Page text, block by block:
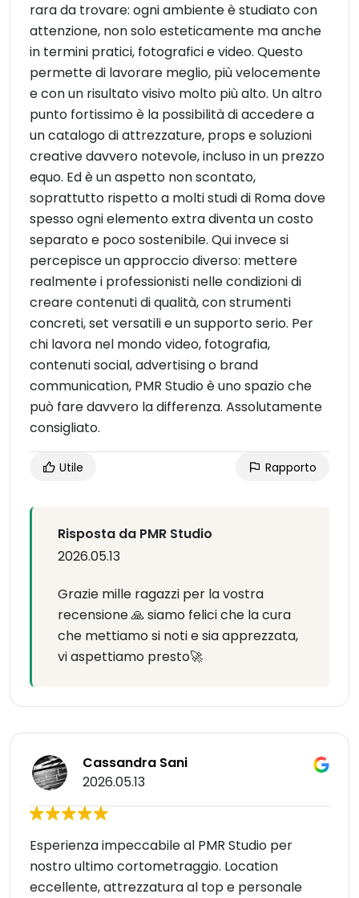
rara da trovare: ogni ambiente è studiato con
attenzione, non solo esteticamente ma anche
in termini pratici, fotografici e video. Questo
permette di lavorare meglio, più velocemente
e con un risultato visivo molto più alto. Un altro
punto fortissimo è la possibilità di accedere a
un catalogo di attrezzature, props e soluzioni
creative davvero notevole, incluso in un prezzo
equo. Ed è un aspetto non scontato,
soprattutto rispetto a molti studi di Roma dove
spesso ogni elemento extra diventa un costo
separato e poco sostenibile. Qui invece si
percepisce un approccio diverso: mettere
realmente i professionisti nelle condizioni di
creare contenuti di qualità, con strumenti
concreti, set versatili e un supporto serio. Per
chi lavora nel mondo video, fotografia,
contenuti social, advertising o brand
communication, PMR Studio è uno spazio che
può fare davvero la differenza. Assolutamente
consigliato.
Utile Rapporto
Risposta da PMR Studio
2026.05.13
Grazie mille ragazzi per la vostra
recensione 🙏 siamo felici che la cura
che mettiamo si noti e sia apprezzata,
vi aspettiamo presto🚀
Cassandra Sani
2026.05.13
Esperienza impeccabile al PMR Studio per
nostro ultimo cortometraggio. Location
eccellente, attrezzatura al top e personale